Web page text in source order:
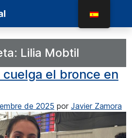
Lilia Mobtil
el bronce en
de 2025 por Javier Zamora